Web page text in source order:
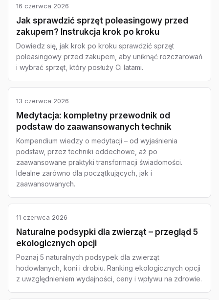
16 czerwca 2026
Jak sprawdzić sprzęt poleasingowy przed
zakupem? Instrukcja krok po kroku
Dowiedz się, jak krok po kroku sprawdzić sprzęt
poleasingowy przed zakupem, aby uniknąć rozczarowań
i wybrać sprzęt, który posłuży Ci latami.
13 czerwca 2026
Medytacja: kompletny przewodnik od
podstaw do zaawansowanych technik
Kompendium wiedzy o medytacji – od wyjaśnienia
podstaw, przez techniki oddechowe, aż po
zaawansowane praktyki transformacji świadomości.
Idealne zarówno dla początkujących, jak i
zaawansowanych.
11 czerwca 2026
Naturalne podsypki dla zwierząt – przegląd 5
ekologicznych opcji
Poznaj 5 naturalnych podsypek dla zwierząt
hodowlanych, koni i drobiu. Ranking ekologicznych opcji
z uwzględnieniem wydajności, ceny i wpływu na zdrowie.